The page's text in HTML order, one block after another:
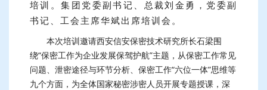
培训。集团党委副书记、总裁刘金勇，党委副
书记、工会主席华斌出席培训会。
本次培训邀请西安信安保密技术研究所长石梁围
绕“保密工作为企业发展保驾护航”主题，从保密工作常见
问题、泄密途径与环节分析、保密工作“六位一体”思维等
九个方面，为全体国家秘密涉密人员开展专题授课，深